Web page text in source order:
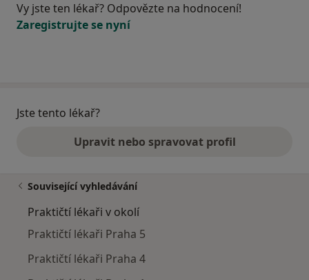
Vy jste ten lékař? Odpovězte na hodnocení!
Zaregistrujte se nyní
Jste tento lékař?
Upravit nebo spravovat profil
Související vyhledávání
Praktičtí lékaři v okolí
Praktičtí lékaři Praha 5
Praktičtí lékaři Praha 4